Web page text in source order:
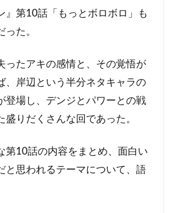
』第10話「もっとボロボロ」も
った。
ったアキの感情と、その覚悟が
、岸辺という半分ネタキャラの
登場し、デンジとパワーとの戦
盛りだくさんな回であった。
第10話の内容をまとめ、面白い
と思われるテーマについて、語